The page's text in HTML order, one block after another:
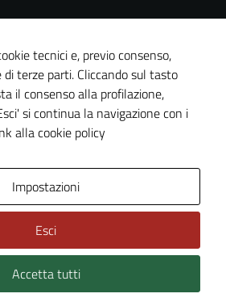
sito
s.r.l.
tecnici e, previo consenso,
terze parti. Cliccando sul tasto
il consenso alla profilazione,
si continua la navigazione con i
alla cookie policy
Impostazioni
Esci
Accetta tutti
per il
del sito e non
possono
essere
disabilitati.
Questi cookie
personali.